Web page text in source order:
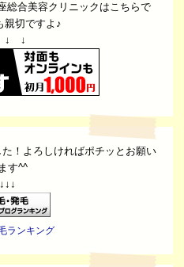
総合美容クリニックはこちらで
親切ですよ♪
↓ ↓
！よろしければポチッとお願い
す^^
↓↓↓
ランキング